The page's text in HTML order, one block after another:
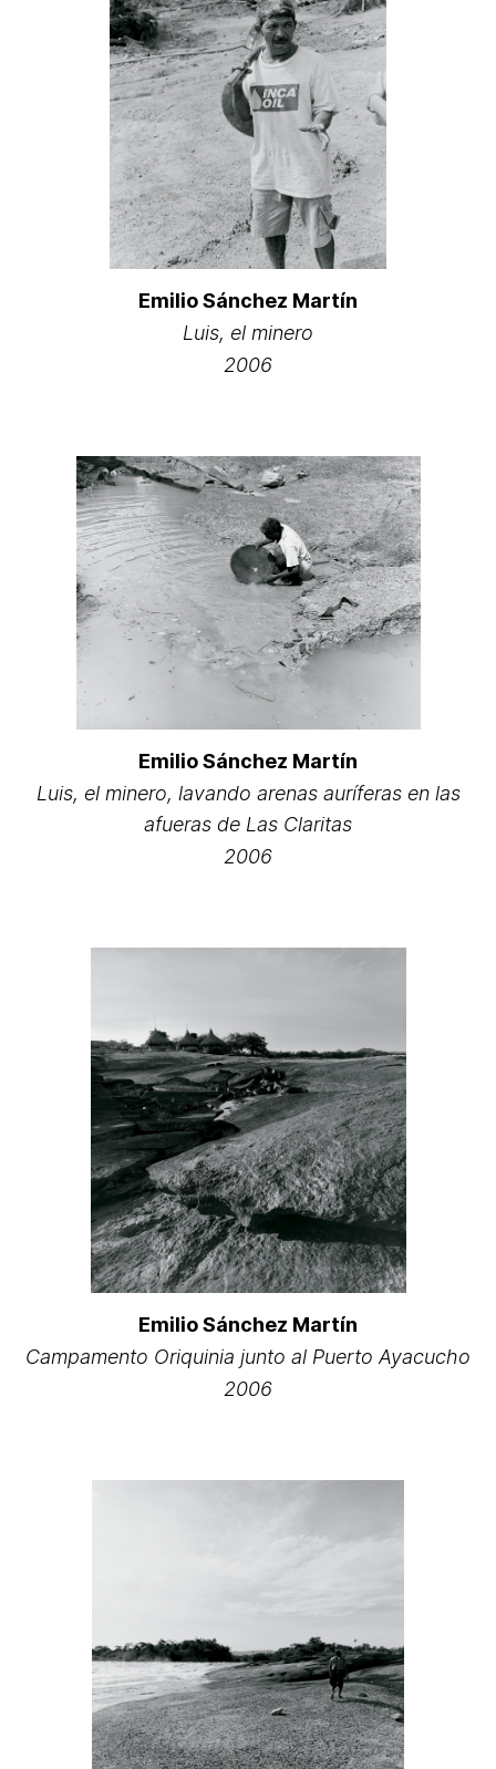
Emilio Sánchez Martín
Luis, el minero
2006
Emilio Sánchez Martín
Luis, el minero, lavando arenas auríferas en las
afueras de Las Claritas
2006
Emilio Sánchez Martín
Campamento Oriquinia junto al Puerto Ayacucho
2006